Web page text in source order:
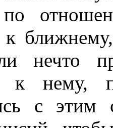
по
нечто
к нему,
с